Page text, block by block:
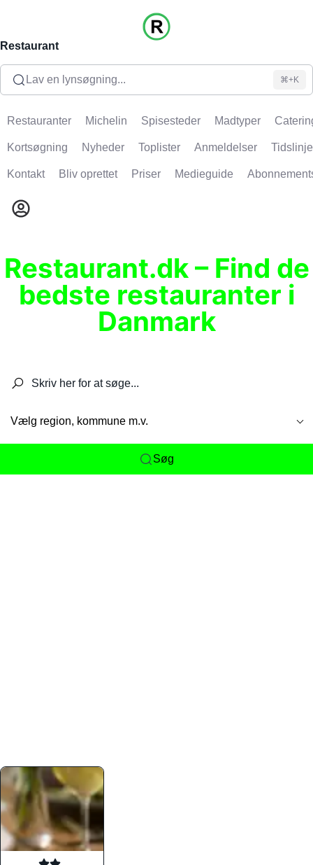
Restaurant
Lav en lynsøgning... ⌘+K
Restauranter Michelin Spisesteder Madtyper
Kortsøgning Nyheder Toplister Anmeldelser Tidslinje
Kontakt Bliv oprettet Priser Medieguide
Restaurant.dk – Find de
bedste restauranter i
Danmark
Vælg region, kommune m.v.
Søg